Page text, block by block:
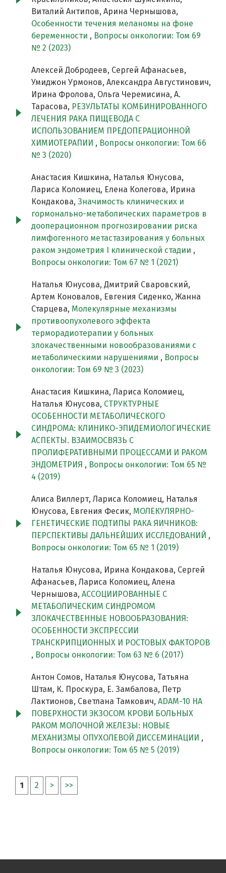
Виталий Антипов, Арина Чернышова,
Особенности течения меланомы на фоне
беременности , Вопросы онкологии: Том 69
№ 2 (2023)
Алексей Добродеев, Сергей Афанасьев,
Умиджон Урмонов, Александра Августинович,
Ирина Фролова, Ольга Черемисина, А.
Тарасова, РЕЗУЛЬТАТЫ КОМБИНИРОВАННОГО
ЛЕЧЕНИЯ РАКА ПИЩЕВОДА С
ИСПОЛЬЗОВАНИЕМ ПРЕДОПЕРАЦИОННОЙ
ХИМИОТЕРАПИИ , Вопросы онкологии: Том 66
№ 3 (2020)
Анастасия Кишкина, Наталья Юнусова,
Лариса Коломиец, Елена Колегова, Ирина
Кондакова, Значимость клинических и
гормонально-метаболических параметров в
дооперационном прогнозировании риска
лимфогенного метастазирования у больных
раком эндометрия I клинической стадии ,
Вопросы онкологии: Том 67 № 1 (2021)
Наталья Юнусова, Дмитрий Сваровский,
Артем Коновалов, Евгения Сиденко, Жанна
Старцева, Молекулярные механизмы
противоопухолевого эффектa
терморадиотерапии у больных
злокачественными новообразованиями с
метаболическими нарушениями , Вопросы
онкологии: Том 69 № 3 (2023)
Анастасия Кишкина, Лариса Коломиец,
Наталья Юнусова, СТРУКТУРНЫЕ
ОСОБЕННОСТИ МЕТАБОЛИЧЕСКОГО
СИНДРОМА: КЛИНИКО-ЭПИДЕМИОЛОГИЧЕСКИЕ
АСПЕКТЫ. ВЗАИМОСВЯЗЬ С
ПРОЛИФЕРАТИВНЫМИ ПРОЦЕССАМИ И РАКОМ
ЭНДОМЕТРИЯ , Вопросы онкологии: Том 65 №
4 (2019)
Алиса Виллерт, Лариса Коломиец, Наталья
Юнусова, Евгения Фесик, МОЛЕКУЛЯРНО-
ГЕНЕТИЧЕСКИЕ ПОДТИПЫ РАКА ЯИЧНИКОВ:
ПЕРСПЕКТИВЫ ДАЛЬНЕЙШИХ ИССЛЕДОВАНИЙ ,
Вопросы онкологии: Том 65 № 1 (2019)
Наталья Юнусова, Ирина Кондакова, Сергей
Афанасьев, Лариса Коломиец, Алена
Чернышова, АССОЦИИРОВАННЫЕ С
МЕТАБОЛИЧЕСКИМ СИНДРОМОМ
ЗЛОКАЧЕСТВЕННЫЕ НОВООБРАЗОВАНИЯ:
ОСОБЕННОСТИ ЭКСПРЕССИИ
ТРАНСКРИПЦИОННЫХ И РОСТОВЫХ ФАКТОРОВ
, Вопросы онкологии: Том 63 № 6 (2017)
Антон Сомов, Наталья Юнусова, Татьяна
Штам, К. Проскура, Е. Замбалова, Петр
Лактионов, Светлана Тамкович, ADAM-10 НА
ПОВЕРХНОСТИ ЭКЗОСОМ КРОВИ БОЛЬНЫХ
РАКОМ МОЛОЧНОЙ ЖЕЛЕЗЫ: НОВЫЕ
МЕХАНИЗМЫ ОПУХОЛЕВОЙ ДИССЕМИНАЦИИ ,
Вопросы онкологии: Том 65 № 5 (2019)
1 2 > >>